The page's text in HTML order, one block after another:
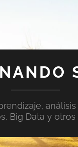
Big Data y